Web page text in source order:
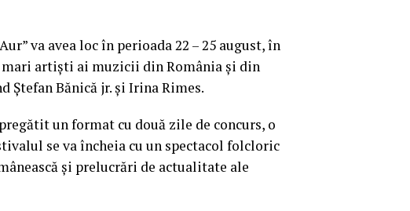
va avea loc în perioada 22 – 25 august, în
mari artişti ai muzicii din România şi din
Bănică jr. şi Irina Rimes.
un format cu două zile de concurs, o
se va încheia cu un spectacol folcloric
şi prelucrări de actualitate ale